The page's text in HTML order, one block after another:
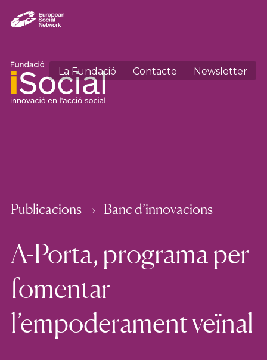
La Fundació Contacte Newsletter
Publicacions Banc d’innovacions
A-Porta, programa per
fomentar
l’empoderament veïnal